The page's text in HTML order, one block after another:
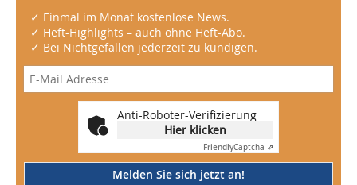
✓ Einmal im Monat kostenlose News.
✓ Heft-Highlights – auch ohne Heft-Abo.
✓ Bei Nichtgefallen jederzeit zu kündigen.
Anti-Roboter-Verifizierung
Hier klicken
FriendlyCaptcha ⇗
Melden Sie sich jetzt an!